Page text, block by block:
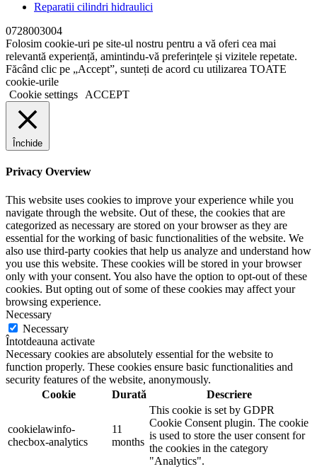
Reparatii cilindri hidraulici
0728003004
Folosim cookie-uri pe site-ul nostru pentru a vă oferi cea mai
relevantă experiență, amintindu-vă preferințele și vizitele repetate.
Făcând clic pe „Accept”, sunteți de acord cu utilizarea TOATE
cookie-urile
Cookie settings
ACCEPT
Închide
Privacy Overview
This website uses cookies to improve your experience while you
navigate through the website. Out of these, the cookies that are
categorized as necessary are stored on your browser as they are
essential for the working of basic functionalities of the website. We
also use third-party cookies that help us analyze and understand how
you use this website. These cookies will be stored in your browser
only with your consent. You also have the option to opt-out of these
cookies. But opting out of some of these cookies may affect your
browsing experience.
Necessary
Necessary
Întotdeauna activate
Necessary cookies are absolutely essential for the website to
function properly. These cookies ensure basic functionalities and
security features of the website, anonymously.
Cookie
Durată Descriere
cookielawinfo-
checbox-analytics
11
months
This cookie is set by GDPR
Cookie Consent plugin. The cookie
is used to store the user consent for
the cookies in the category
"Analytics".